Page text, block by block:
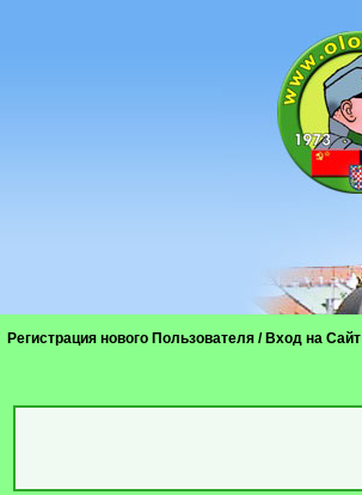
Регистрация нового Пользователя / Вход на Сайт